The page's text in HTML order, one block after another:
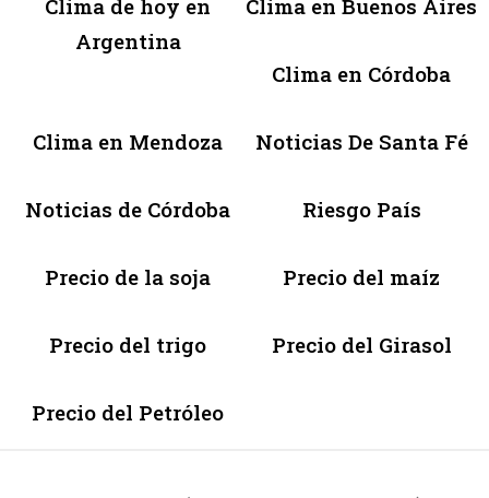
Clima de hoy en
Argentina
Clima en Buenos Aires
Clima en Córdoba
Clima en Mendoza Noticias De Santa Fé
Noticias de Córdoba Riesgo País
Precio de la soja Precio del maíz
Precio del trigo Precio del Girasol
Precio del Petróleo